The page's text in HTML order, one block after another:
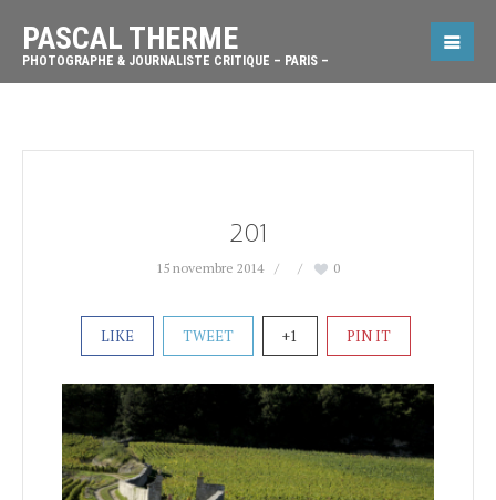
PASCAL THERME
PHOTOGRAPHE & JOURNALISTE CRITIQUE – PARIS –
201
15 novembre 2014 0
LIKE TWEET +1 PIN IT